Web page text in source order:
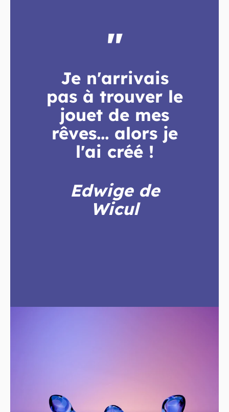
"
Je n'arrivais
pas à trouver le
jouet de mes
rêves... alors je
l'ai créé !
Edwige de
Wicul